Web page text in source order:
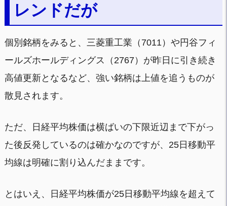
レンドだが
個別銘柄をみると、三菱重工業（7011）や円谷フィ
ールズホールディングス（2767）が昨日に引き続き
高値更新となるなど、強い銘柄は上値を追うものが
散見されます。
ただ、日経平均株価は横ばいの下限近辺まで下がっ
た後反発しているのは確かなのですが、25日移動平
均線は明確に割り込んだままです。
とはいえ、日経平均株価が25日移動平均線を超えて